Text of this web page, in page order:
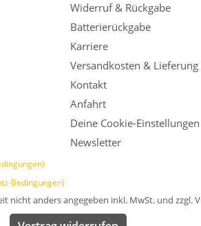
Widerruf & Rückgabe
Batterierückgabe
Karriere
Versandkosten & Lieferung
Kontakt
Anfahrt
Deine Cookie-Einstellungen
Newsletter
Bedingungen)
nicht anders angegeben inkl. MwSt. und zzgl.